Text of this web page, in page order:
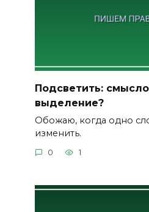
Подсветить:
выделение?
Обожаю, когда одно
изменить.
0 1